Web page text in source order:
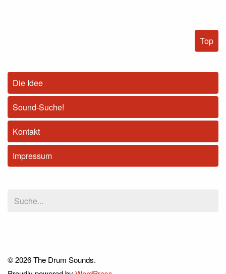
Top
Die Idee
Sound-Suche!
Kontakt
Impressum
© 2026 The Drum Sounds.